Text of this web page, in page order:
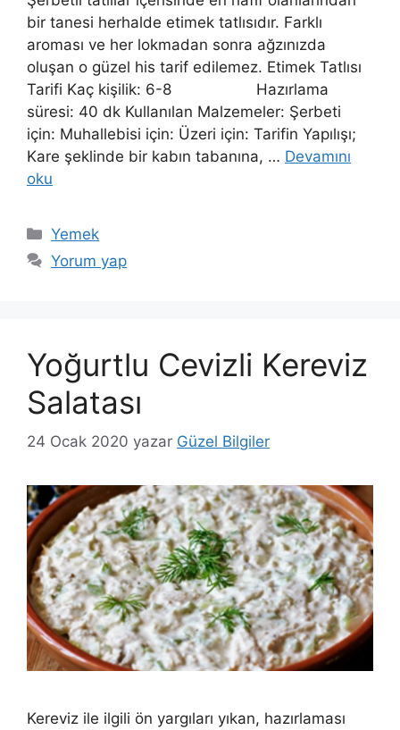
bir tanesi herhalde etimek tatlısıdır. Farklı
aroması ve her lokmadan sonra ağzınızda
oluşan o güzel his tarif edilemez. Etimek Tatlısı
Tarifi Kaç kişilik: 6-8 Hazırlama
süresi: 40 dk Kullanılan Malzemeler: Şerbeti
için: Muhallebisi için: Üzeri için: Tarifin Yapılışı;
Kare şeklinde bir kabın tabanına, … Devamını
oku
Kategoriler
Yemek
Yorum yap
Yoğurtlu Cevizli Kereviz
Salatası
24 Ocak 2020 yazar Güzel Bilgiler
Kereviz ile ilgili ön yargıları yıkan, hazırlaması